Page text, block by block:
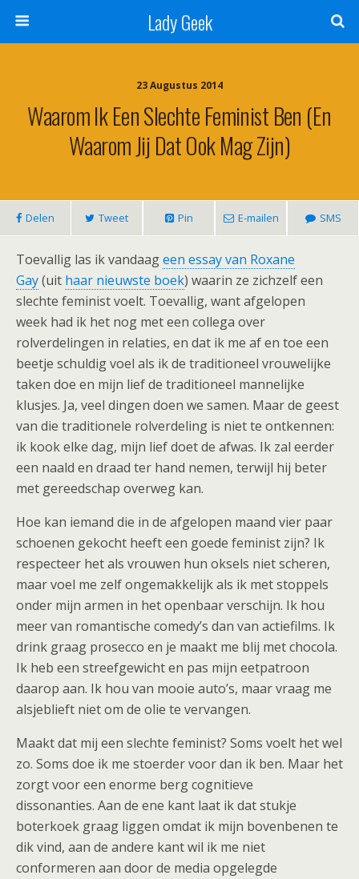
Lady Geek
23 Augustus 2014
Waarom Ik Een Slechte Feminist Ben (en
Waarom Jij Dat Ook Mag Zijn)
Delen Tweet Pin E-mailen SMS
Toevallig las ik vandaageen essay van Roxane
Gay(uit haar nieuwste boek) waarin ze zichzelf een
slechte feminist voelt. Toevallig, want afgelopen
week had ik het nog met een collega over
rolverdelingen in relaties, en dat ik me af en toe een
beetje schuldig voel als ik de traditioneel vrouwelijke
taken doe en mijn lief de traditioneel mannelijke
klusjes. Ja, veel dingen doen we samen. Maar de geest
van die traditionele rolverdeling is niet te ontkennen:
ik kook elke dag, mijn lief doet de afwas. Ik zal eerder
een naald en draad ter hand nemen, terwijl hij beter
met gereedschap overweg kan.
Hoe kan iemand die in de afgelopen maand vier paar
schoenen gekocht heeft een goede feminist zijn? Ik
respecteer het als vrouwen hun oksels niet scheren,
maar voel me zelf ongemakkelijk als ik met stoppels
onder mijn armen in het openbaar verschijn. Ik hou
meer van romantische comedy’s dan van actiefilms. Ik
drink graag prosecco en je maakt me blij met chocola.
Ik heb een streefgewicht en pas mijn eetpatroon
daarop aan. Ik hou van mooie auto’s, maar vraag me
alsjeblieft niet om de olie te vervangen.
Maakt dat mij een slechte feminist? Soms voelt het wel
zo. Soms doe ik me stoerder voor dan ik ben. Maar het
zorgt voor een enorme berg cognitieve
dissonanties. Aan de ene kant laat ik dat stukje
boterkoek graag liggen omdat ik mijn bovenbenen te
dik vind, aan de andere kant wil ik me niet
conformeren aan door de media opgelegde